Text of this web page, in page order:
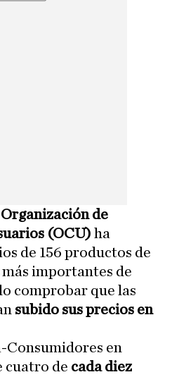
Organización de
(OCU) ha
de 156 productos de
importantes de
comprobar que las
subido sus precios en
Consumidores en
cuatro de cada diez